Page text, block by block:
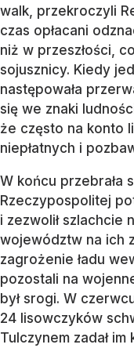
walk, przekroczyli
czas opłacani
niż w przeszłości,
sojusznicy. Kiedy
następowała
się we znaki
że często na konto
niepłatnych i
W końcu przebrała
Rzeczypospolitej
i zezwolił szlachcie
województw na ich
zagrożenie ładu
pozostali na
był srogi. W
24 lisowczyków
Tulczynem zadał im